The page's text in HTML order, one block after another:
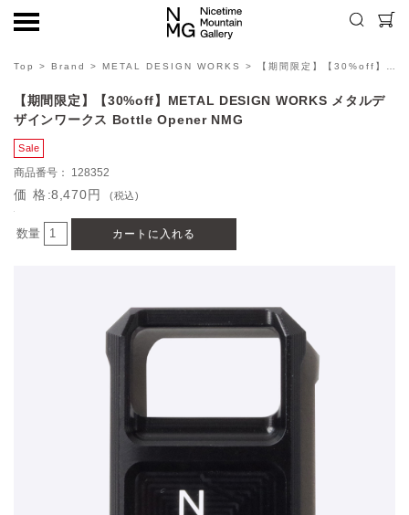
Top > Brand > METAL DESIGN WORKS > 【期間限定】【30%off】METAL DESIGN WORKS メタルデザインワークス Bottle Opener NMG
【期間限定】【30%off】METAL DESIGN WORKS メタルデ
ザインワークス Bottle Opener NMG
128352
価格8,470円 (税込)
数量